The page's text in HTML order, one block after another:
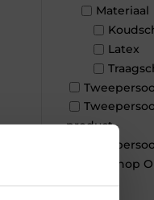
Materiaal
Latex
product
Webshop